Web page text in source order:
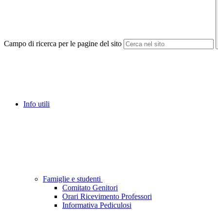
Campo di ricerca per le pagine del sito
Info utili
Famiglie e studenti
Comitato Genitori
Orari Ricevimento Professori
Informativa Pediculosi